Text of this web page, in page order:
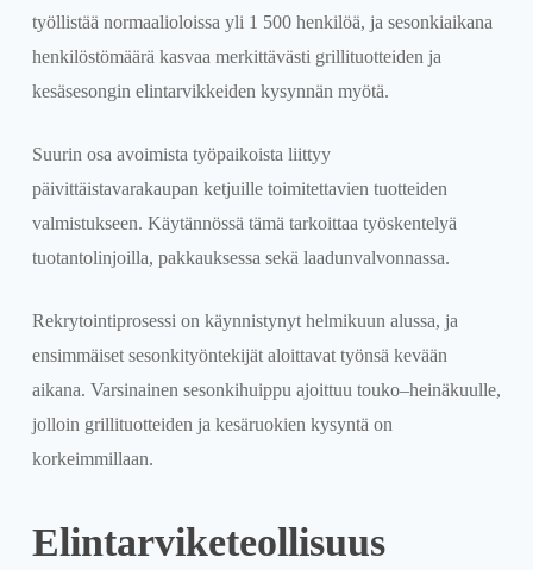
työllistää normaalioloissa yli 1 500 henkilöä, ja sesonkiaikana
henkilöstömäärä kasvaa merkittävästi grillituotteiden ja
kesäsesongin elintarvikkeiden kysynnän myötä.
Suurin osa avoimista työpaikoista liittyy
päivittäistavarakaupan ketjuille toimitettavien tuotteiden
valmistukseen. Käytännössä tämä tarkoittaa työskentelyä
tuotantolinjoilla, pakkauksessa sekä laadunvalvonnassa.
Rekrytointiprosessi on käynnistynyt helmikuun alussa, ja
ensimmäiset sesonkityöntekijät aloittavat työnsä kevään
aikana. Varsinainen sesonkihuippu ajoittuu touko–heinäkuulle,
jolloin grillituotteiden ja kesäruokien kysyntä on
korkeimmillaan.
Elintarviketeollisuus